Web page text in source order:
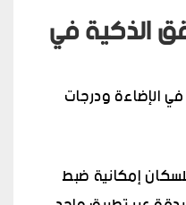
الذكية في
الإضاءة ودرجات
إمكانية ضبط